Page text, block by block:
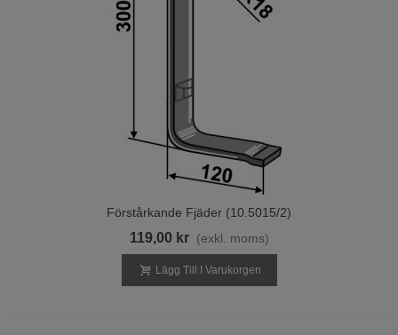
Förstårkande Fjäder (10.5015/2)
119,00 kr (exkl. moms)
Lägg Till I Varukorgen